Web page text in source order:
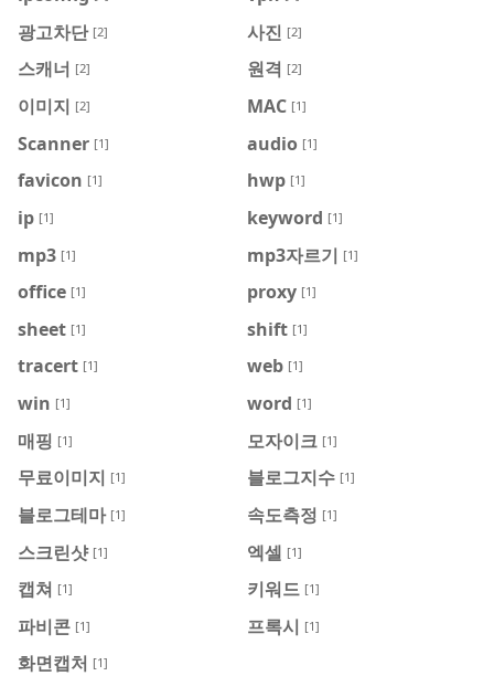
광고차단 [2] 사진 [2]
스캐너 [2] 원격 [2]
이미지 [2] MAC [1]
Scanner [1] audio [1]
favicon [1] hwp [1]
ip [1] keyword [1]
mp3 [1] mp3자르기 [1]
office [1] proxy [1]
sheet [1] shift [1]
tracert [1] web [1]
win [1] word [1]
매핑 [1] 모자이크 [1]
무료이미지 [1] 블로그지수 [1]
블로그테마 [1] 속도측정 [1]
스크린샷 [1] 엑셀 [1]
캡쳐 [1] 키워드 [1]
파비콘 [1] 프록시 [1]
화면캡처 [1]